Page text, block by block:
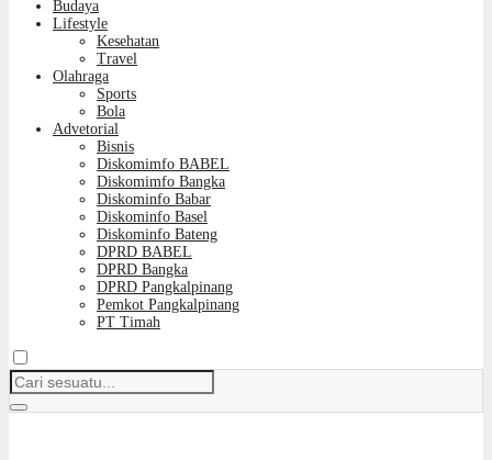
Budaya
Lifestyle
Kesehatan
Travel
Olahraga
Sports
Bola
Advetorial
Bisnis
Diskomimfo BABEL
Diskomimfo Bangka
Diskominfo Babar
Diskominfo Basel
Diskominfo Bateng
DPRD BABEL
DPRD Bangka
DPRD Pangkalpinang
Pemkot Pangkalpinang
PT Timah